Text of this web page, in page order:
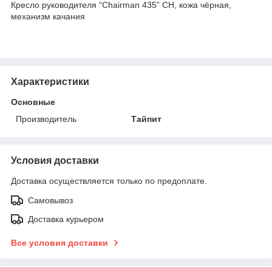
Кресло руководителя “Chairman 435” СН, кожа чёрная,
механизм качания
Характеристики
Основные
Производитель
Тайпит
Условия доставки
Доставка осуществляется только по предоплате.
Самовывоз
Доставка курьером
Все условия доставки